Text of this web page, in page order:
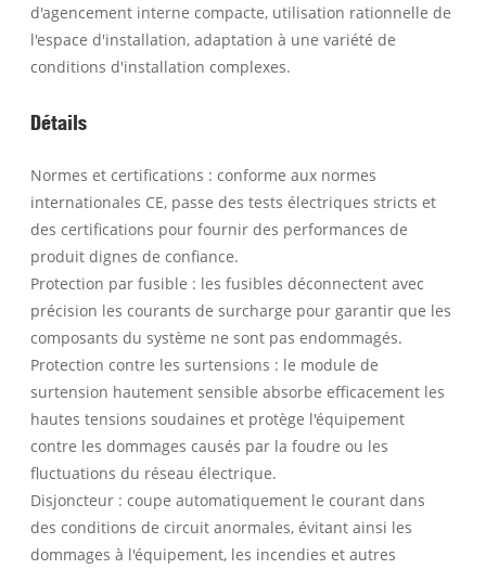
d'agencement interne compacte, utilisation rationnelle de
l'espace d'installation, adaptation à une variété de
conditions d'installation complexes.
Détails
Normes et certifications : conforme aux normes
internationales CE, passe des tests électriques stricts et
des certifications pour fournir des performances de
produit dignes de confiance.
Protection par fusible : les fusibles déconnectent avec
précision les courants de surcharge pour garantir que les
composants du système ne sont pas endommagés.
Protection contre les surtensions : le module de
surtension hautement sensible absorbe efficacement les
hautes tensions soudaines et protège l'équipement
contre les dommages causés par la foudre ou les
fluctuations du réseau électrique.
Disjoncteur : coupe automatiquement le courant dans
des conditions de circuit anormales, évitant ainsi les
dommages à l'équipement, les incendies et autres